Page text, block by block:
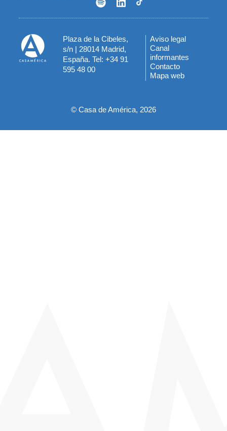
Plaza de la Cibeles,
s/n | 28014 Madrid,
España. Tel: +34 91
595 48 00
Menú
del
pie
Aviso legal
Canal
informantes
Contacto
Mapa web
© Casa de América, 2026